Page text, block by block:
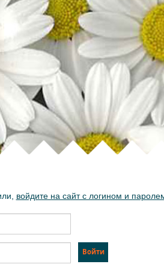
войдите на сайт с логином и